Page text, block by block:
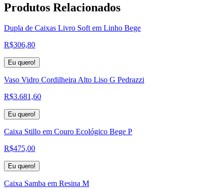
Produtos Relacionados
Dupla de Caixas Livro Soft em Linho Bege
R$306,80
Eu quero!
Vaso Vidro Cordilheira Alto Liso G Pedrazzi
R$3.681,60
Eu quero!
Caixa Stillo em Couro Ecológico Bege P
R$475,00
Eu quero!
Caixa Samba em Resina M